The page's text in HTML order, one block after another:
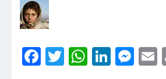
Facebook
Twitter